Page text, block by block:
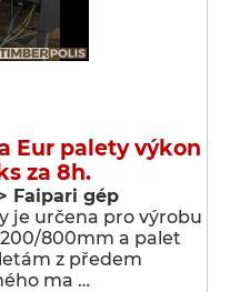
Eur palety výkon
za 8h.
Faipari gép
je určena pro výrobu
800mm a palet
z předem
ma …